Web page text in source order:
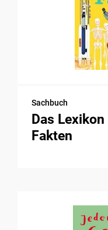
Sachbuch
Das
Fakten